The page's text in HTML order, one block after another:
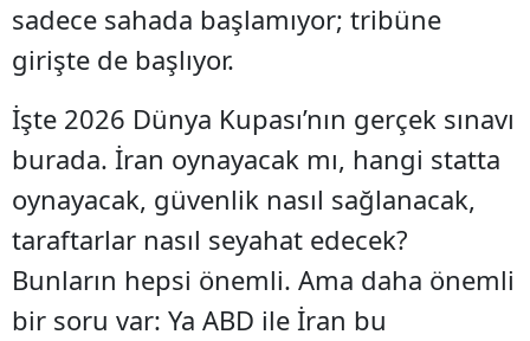
sadece sahada başlamıyor; tribüne
girişte de başlıyor.
İşte 2026 Dünya Kupası’nın gerçek sınavı
burada. İran oynayacak mı, hangi statta
oynayacak, güvenlik nasıl sağlanacak,
taraftarlar nasıl seyahat edecek?
Bunların hepsi önemli. Ama daha önemli
bir soru var: Ya ABD ile İran bu